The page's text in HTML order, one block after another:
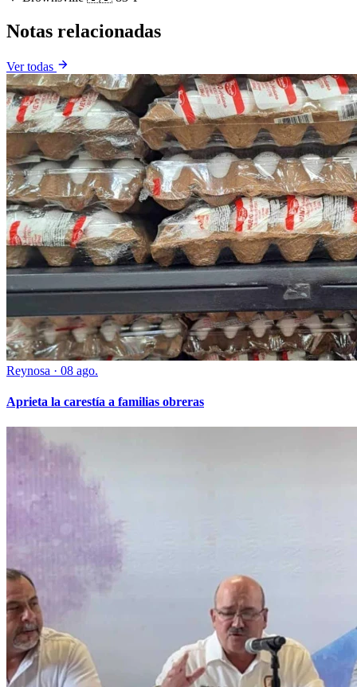
Notas relacionadas
Ver todas
Reynosa · 08 ago.
Aprieta la carestía a familias obreras